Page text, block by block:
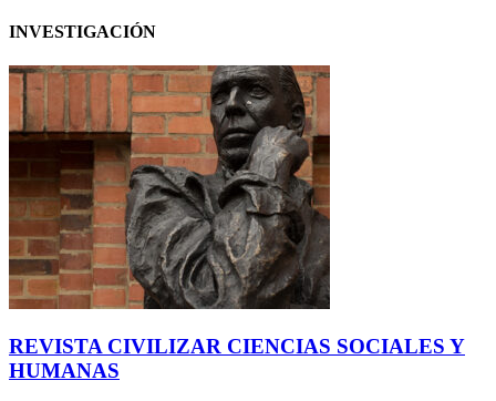
INVESTIGACIÓN
REVISTA CIVILIZAR CIENCIAS SOCIALES Y
HUMANAS